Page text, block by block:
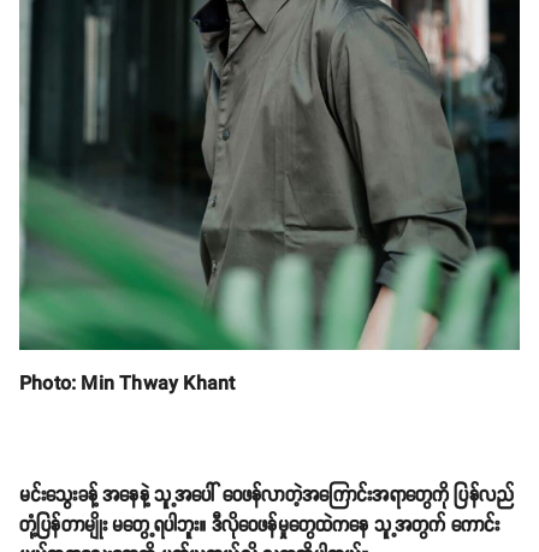
Photo: Min Thway Khant
မင်းသွေးခန့် အနေနဲ့ သူ့အပေါ် ဝေဖန်လာတဲ့အကြောင်းအရာတွေကို ပြန်လည်
တုံ့ပြန်တာမျိုး မတွေ့ရပါဘူး။ ဒီလိုဝေဖန်မှုတွေထဲကနေ သူ့အတွက် ကောင်း